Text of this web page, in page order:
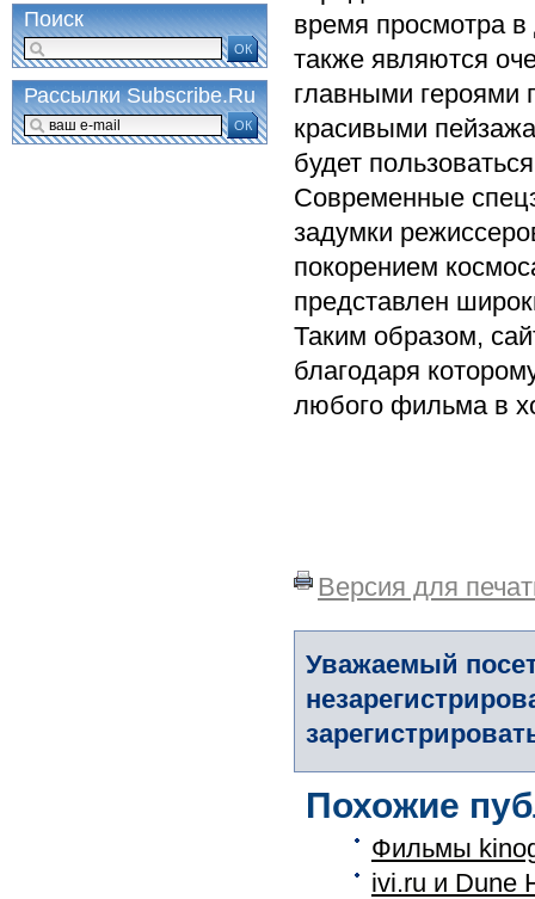
время просмотра
также являются
главными героями
красивыми
будет
Современные
задумки
покорением
представлен
Таким образом,
благодаря
любого фильма в
Версия для
Уважаемый
Похожие
Фильмы
ivi.ru и Dune
Поиск
ОК
Рассылки Subscribe.Ru
ОК